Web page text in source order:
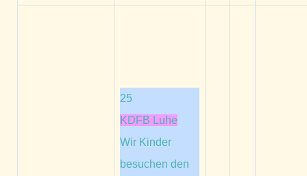
25
KDFB Luhe
Wir Kinder
besuchen den